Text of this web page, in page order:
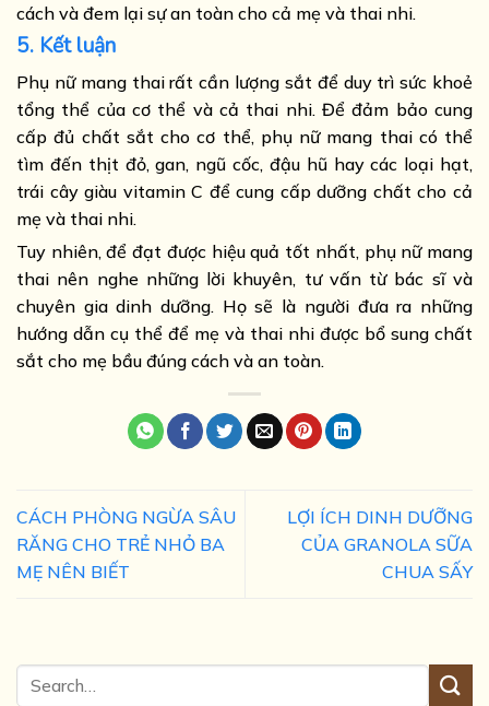
cách và đem lại sự an toàn cho cả mẹ và thai nhi.
5. Kết luận
Phụ nữ mang thai rất cần lượng sắt để duy trì sức khoẻ
tổng thể của cơ thể và cả thai nhi. Để đảm bảo cung
cấp đủ chất sắt cho cơ thể, phụ nữ mang thai có thể
tìm đến thịt đỏ, gan, ngũ cốc, đậu hũ hay các loại hạt,
trái cây giàu vitamin C để cung cấp dưỡng chất cho cả
mẹ và thai nhi.
Tuy nhiên, để đạt được hiệu quả tốt nhất, phụ nữ mang
thai nên nghe những lời khuyên, tư vấn từ bác sĩ và
chuyên gia dinh dưỡng. Họ sẽ là người đưa ra những
hướng dẫn cụ thể để mẹ và thai nhi được bổ sung chất
sắt cho mẹ bầu đúng cách và an toàn.
CÁCH PHÒNG NGỪA SÂU
RĂNG CHO TRẺ NHỎ BA
MẸ NÊN BIẾT
LỢI ÍCH DINH DƯỠNG
CỦA GRANOLA SỮA
CHUA SẤY